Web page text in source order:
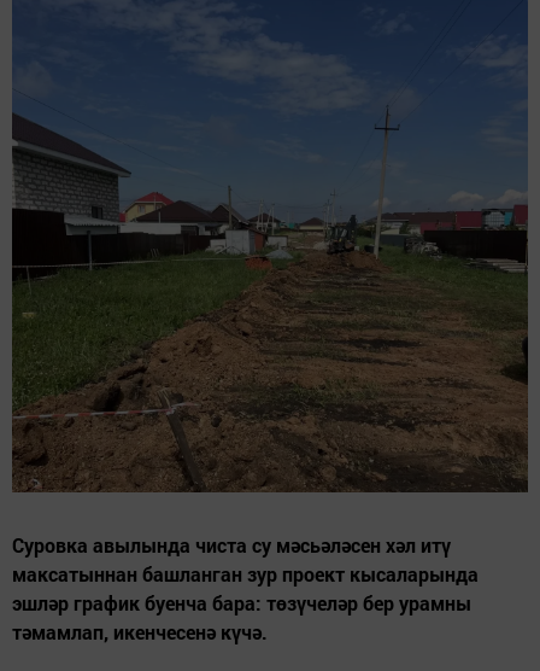
Суровка авылында чиста су мәсьәләсен хәл итү
максатыннан башланган зур проект кысаларында
эшләр график буенча бара: төзүчеләр бер урамны
тәмамлап, икенчесенә күчә.